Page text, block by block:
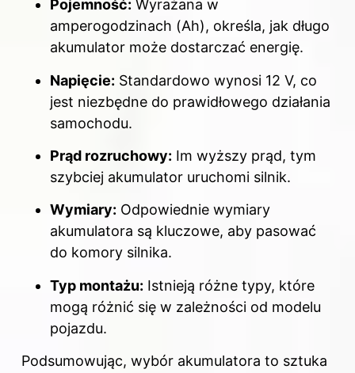
Pojemność: Wyrażana w
amperogodzinach (Ah), określa, jak długo
akumulator może dostarczać energię.
Napięcie: Standardowo wynosi 12 V, co
jest niezbędne do prawidłowego działania
samochodu.
Prąd rozruchowy: Im wyższy prąd, tym
szybciej akumulator uruchomi silnik.
Wymiary: Odpowiednie wymiary
akumulatora są kluczowe, aby pasować
do komory silnika.
Typ montażu: Istnieją różne typy, które
mogą różnić się w zależności od modelu
pojazdu.
Podsumowując, wybór akumulatora to sztuka